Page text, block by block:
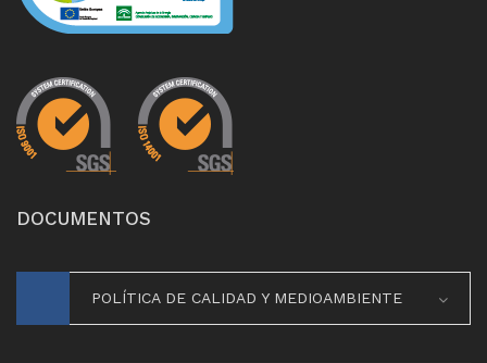
DOCUMENTOS
POLÍTICA DE CALIDAD Y MEDIOAMBIENTE